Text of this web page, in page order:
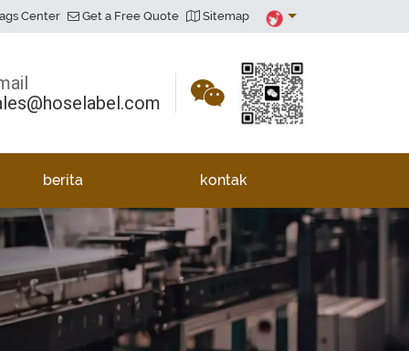
Center Get a Free Quote Sitemap
berita kontak